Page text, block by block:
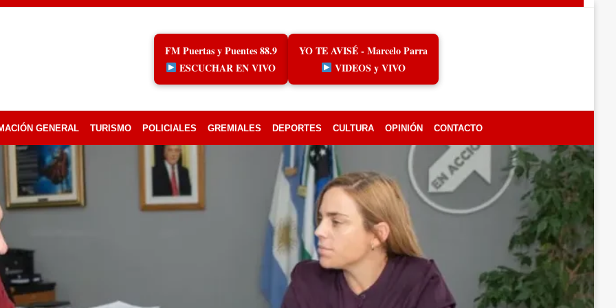
FM Puertas y Puentes 88.9
ESCUCHAR EN VIVO
YO TE AVISÉ - Marcelo Parra
VIDEOS y VIVO
GENERAL TURISMO POLICIALES GREMIALES DEPORTES CULTURA OPINIÓN CONTACTO